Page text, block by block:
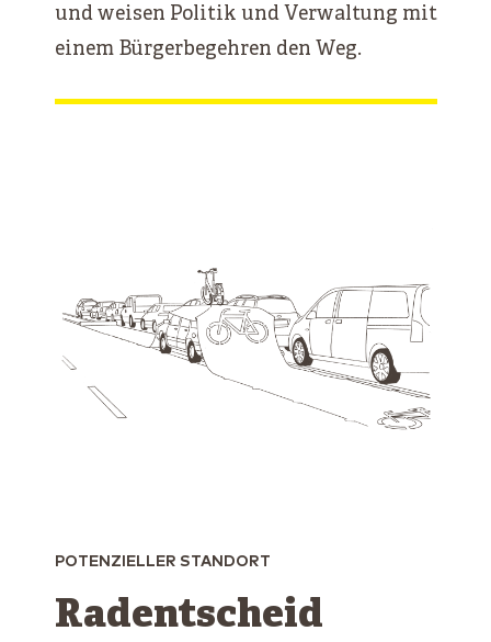
und weisen Politik und Verwaltung mit
einem Bürgerbegehren den Weg.
POTENZIELLER STANDORT
Radentscheid